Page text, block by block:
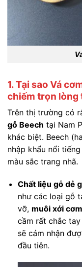
1. Tại sao Vá
chiếm trọn lòng
Trên thị trường có
gỗ Beech tại Nam
khác biệt. Beech
nhập khẩu nổi
màu sắc trang nhã.
Chất liệu gỗ dẻ
như các loại gỗ
vỡ, muôi xới
cầm rất chắc
sẽ cảm nhận
đầu tiên.